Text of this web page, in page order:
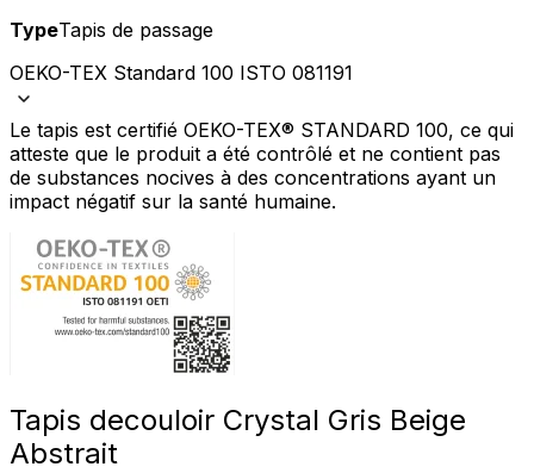
TypeTapis de passage
OEKO-TEX Standard 100 ISTO 081191
Le tapis est certifié OEKO-TEX® STANDARD 100, ce qui
atteste que le produit a été contrôlé et ne contient pas
de substances nocives à des concentrations ayant un
impact négatif sur la santé humaine.
Tapis decouloir Crystal Gris Beige
Abstrait